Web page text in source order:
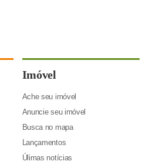
Imóvel
Ache seu imóvel
Anuncie seu imóvel
Busca no mapa
Lançamentos
Úlimas notícias